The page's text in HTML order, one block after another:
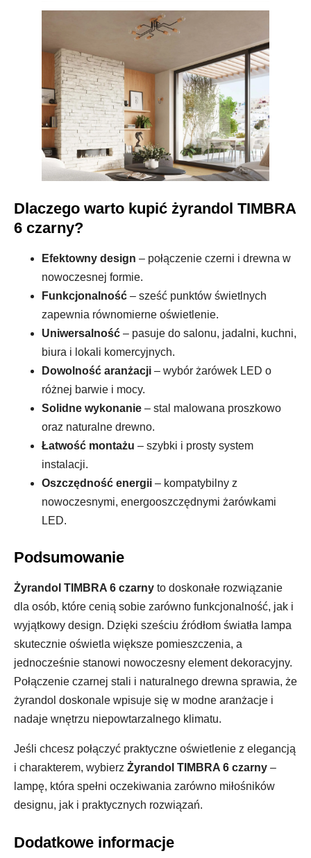
Dlaczego warto kupić żyrandol TIMBRA
6 czarny?
Efektowny design – połączenie czerni i drewna w
nowoczesnej formie.
Funkcjonalność – sześć punktów świetlnych
zapewnia równomierne oświetlenie.
Uniwersalność – pasuje do salonu, jadalni, kuchni,
biura i lokali komercyjnych.
Dowolność aranżacji – wybór żarówek LED o
różnej barwie i mocy.
Solidne wykonanie – stal malowana proszkowo
oraz naturalne drewno.
Łatwość montażu – szybki i prosty system
instalacji.
Oszczędność energii – kompatybilny z
nowoczesnymi, energooszczędnymi żarówkami
LED.
Podsumowanie
Żyrandol TIMBRA 6 czarny to doskonałe rozwiązanie
dla osób, które cenią sobie zarówno funkcjonalność, jak i
wyjątkowy design. Dzięki sześciu źródłom światła lampa
skutecznie oświetla większe pomieszczenia, a
jednocześnie stanowi nowoczesny element dekoracyjny.
Połączenie czarnej stali i naturalnego drewna sprawia, że
żyrandol doskonale wpisuje się w modne aranżacje i
nadaje wnętrzu niepowtarzalnego klimatu.
Jeśli chcesz połączyć praktyczne oświetlenie z elegancją
i charakterem, wybierz Żyrandol TIMBRA 6 czarny –
lampę, która spełni oczekiwania zarówno miłośników
designu, jak i praktycznych rozwiązań.
Dodatkowe informacje